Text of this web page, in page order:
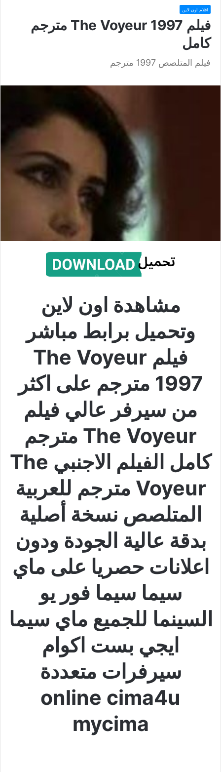
افلام اون لاين
فيلم The Voyeur 1997 مترجم
كامل
فيلم المتلصص 1997 مترجم
مشاهدة اون لاين
وتحميل برابط مباشر
فيلم The Voyeur
1997 مترجم على اكثر
من سيرفر عالي فيلم
The Voyeur مترجم
كامل الفيلم الاجنبي The
Voyeur مترجم للعربية
المتلصص نسخة أصلية
بدقة عالية الجودة ودون
اعلانات حصريا على ماي
سيما سيما فور يو
السينما للجميع ماي سيما
ايجي بست اكوام
سيرفرات متعددة
online cima4u
mycima